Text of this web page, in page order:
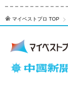
マイベストプロ TOP